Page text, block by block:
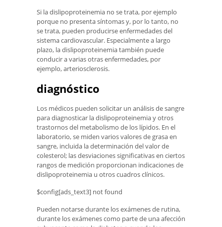
Si la dislipoproteinemia no se trata, por ejemplo
porque no presenta síntomas y, por lo tanto, no
se trata, pueden producirse enfermedades del
sistema cardiovascular. Especialmente a largo
plazo, la dislipoproteinemia también puede
conducir a varias otras enfermedades, por
ejemplo, arteriosclerosis.
diagnóstico
Los médicos pueden solicitar un análisis de sangre
para diagnosticar la dislipoproteinemia y otros
trastornos del metabolismo de los lípidos. En el
laboratorio, se miden varios valores de grasa en
sangre, incluida la determinación del valor de
colesterol; las desviaciones significativas en ciertos
rangos de medición proporcionan indicaciones de
dislipoproteinemia u otros cuadros clínicos.
$config[ads_text3] not found
Pueden notarse durante los exámenes de rutina,
durante los exámenes como parte de una afección